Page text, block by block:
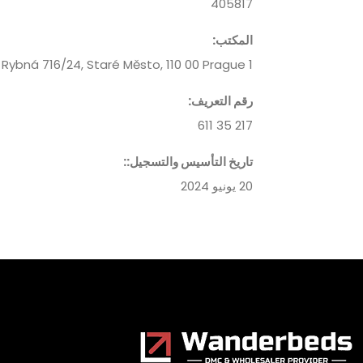
405817
المكتب:
Rybná 716/24, Staré Město, 110 00 Prague 1
رقم التعريف:
217 35 611
تاريخ التأسيس والتسجيل::
20 يونيو 2024